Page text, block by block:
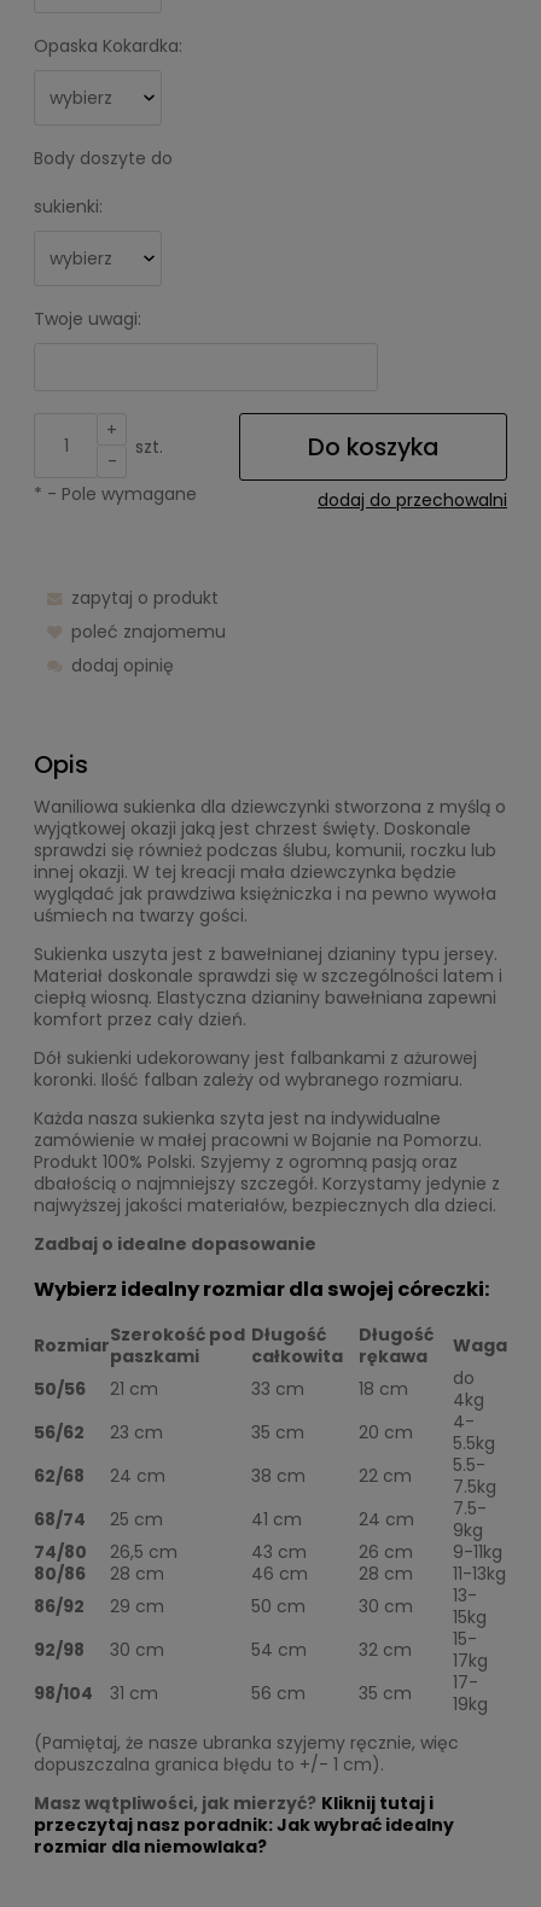
Opaska Kokardka:
Body doszyte do
sukienki:
Twoje uwagi:
+
-
szt. Do koszyka
dodaj do przechowalni
* - Pole wymagane
zapytaj o produkt
poleć znajomemu
dodaj opinię
Opis
Waniliowa sukienka dla dziewczynki stworzona z myślą o
wyjątkowej okazji jaką jest chrzest święty. Doskonale
sprawdzi się również podczas ślubu, komunii, roczku lub
innej okazji. W tej kreacji mała dziewczynka będzie
wyglądać jak prawdziwa księżniczka i na pewno wywoła
uśmiech na twarzy gości.
Sukienka uszyta jest z bawełnianej dzianiny typu jersey.
Materiał doskonale sprawdzi się w szczególności latem i
ciepłą wiosną. Elastyczna dzianiny bawełniana zapewni
komfort przez cały dzień.
Dół sukienki udekorowany jest falbankami z ażurowej
koronki. Ilość falban zależy od wybranego rozmiaru.
Każda nasza sukienka szyta jest na indywidualne
zamówienie w małej pracowni w Bojanie na Pomorzu.
Produkt 100% Polski. Szyjemy z ogromną pasją oraz
dbałością o najmniejszy szczegół. Korzystamy jedynie z
najwyższej jakości materiałów, bezpiecznych dla dzieci.
Zadbaj o idealne dopasowanie
Wybierz idealny rozmiar dla swojej córeczki:
RozmiarSzerokość pod
paszkami
Długość
całkowita
Długość
rękawa
Waga
50/56
21 cm 33 cm 18 cm
do
4kg
56/62
23 cm 35 cm 20 cm
4-
5.5kg
62/68
24 cm 38 cm 22 cm
5.5-
7.5kg
68/74
25 cm 41 cm 24 cm
7.5-
9kg
74/80
26,5 cm 43 cm 26 cm
9-11kg
80/86
28 cm 46 cm 28 cm
11-13kg
86/92
29 cm 50 cm 30 cm
13-
15kg
92/98
30 cm 54 cm 32 cm
15-
17kg
98/104
31 cm 56 cm 35 cm
17-
19kg
(Pamiętaj, że nasze ubranka szyjemy ręcznie, więc
dopuszczalna granica błędu to +/- 1 cm).
Masz wątpliwości, jak mierzyć? Kliknij tutaj i
przeczytaj nasz poradnik: Jak wybrać idealny
rozmiar dla niemowlaka?